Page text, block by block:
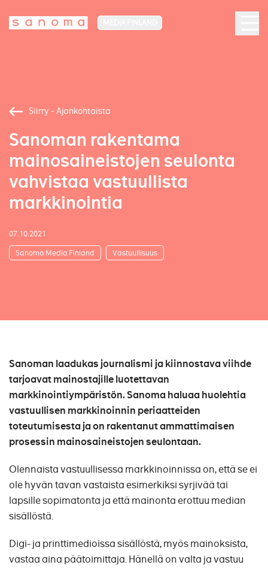
Siirry - Ajankohtaista
Sanoman rakentama
mainosaineistojen seulonta
vahvistaa vastuullista
markkinointia
07.10.2021
Sanoma Media Finland Vastuullisuus
Sanoman laadukas journalismi ja kiinnostava viihde
tarjoavat mainostajille luotettavan
markkinointiympäristön. Sanoma haluaa huolehtia
vastuullisen markkinoinnin periaatteiden
toteutumisesta ja on rakentanut ammattimaisen
prosessin mainosaineistojen seulontaan.
Olennaista vastuullisessa markkinoinnissa on, että se ei
ole hyvän tavan vastaista esimerkiksi syrjivää tai
lapsille sopimatonta ja että mainonta erottuu median
sisällöstä.
Digi- ja printtimedioissa sisällöstä, myös mainoksista,
vastaa aina päätoimittaja. Hänellä on valta ja vastuu